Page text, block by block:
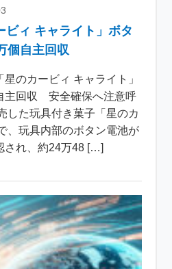
ビィ キャライト」ボタ
個自主回収
のカービィ キャライト」
主回収 安全確保へ注意呼
した玩具付き菓子「星のカ
、玩具内部のボタン電池が
され、約24万48 […]